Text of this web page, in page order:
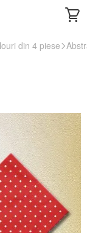
din 4 piese